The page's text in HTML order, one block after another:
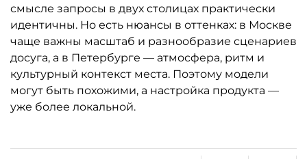
смысле запросы в двух столицах практически
идентичны. Но есть нюансы в оттенках: в Москве
чаще важны масштаб и разнообразие сценариев
досуга, а в Петербурге — атмосфера, ритм и
культурный контекст места. Поэтому модели
могут быть похожими, а настройка продукта —
уже более локальной.